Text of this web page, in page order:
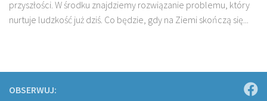
przyszłości. W środku znajdziemy rozwiązanie problemu, który
nurtuje ludzkość już dziś. Co będzie, gdy na Ziemi skończą się...
OBSERWUJ: